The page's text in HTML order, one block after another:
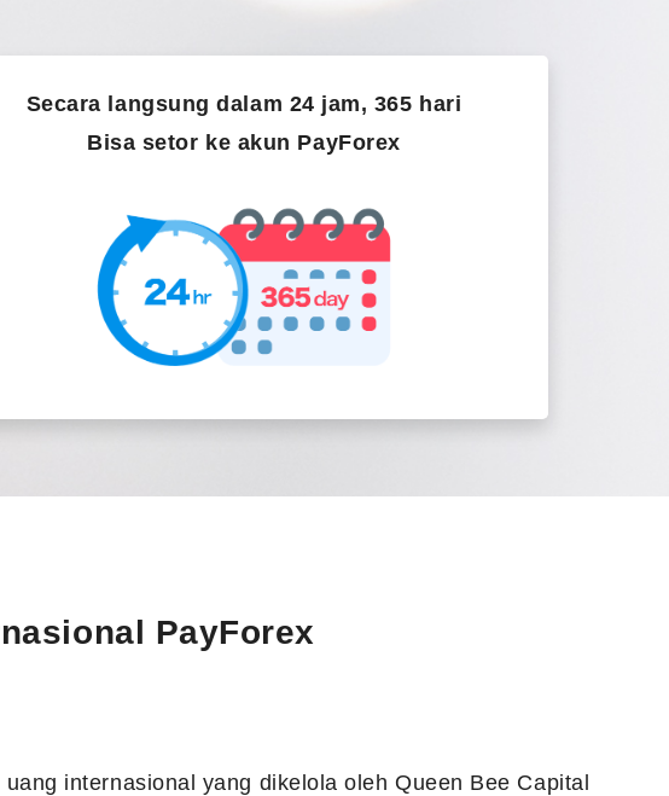
Secara langsung dalam 24 jam, 365 hari
Bisa setor ke akun PayForex
PayForex
internasional yang dikelola oleh Queen Bee Capital